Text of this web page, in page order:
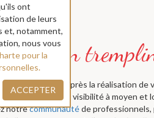
ont
de leurs
et, notamment,
nous vous
pour la
ACCEPTER
votre paiement après la réalisation
d’une meilleure visibilité à moyen et
notrecommunautéde professionnels,